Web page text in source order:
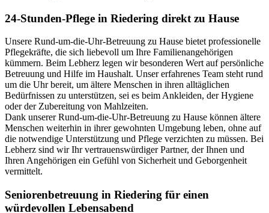
24-Stunden-Pflege in Riedering direkt zu Hause
Unsere Rund-um-die-Uhr-Betreuung zu Hause bietet professionelle
Pflegekräfte, die sich liebevoll um Ihre Familienangehörigen
kümmern. Beim Lebherz legen wir besonderen Wert auf persönliche
Betreuung und Hilfe im Haushalt. Unser erfahrenes Team steht rund
um die Uhr bereit, um ältere Menschen in ihren alltäglichen
Bedürfnissen zu unterstützen, sei es beim Ankleiden, der Hygiene
oder der Zubereitung von Mahlzeiten.
Dank unserer Rund-um-die-Uhr-Betreuung zu Hause können ältere
Menschen weiterhin in ihrer gewohnten Umgebung leben, ohne auf
die notwendige Unterstützung und Pflege verzichten zu müssen. Bei
Lebherz sind wir Ihr vertrauenswürdiger Partner, der Ihnen und
Ihren Angehörigen ein Gefühl von Sicherheit und Geborgenheit
vermittelt.
Senioren­betreuung in Riedering für einen
würdevollen Lebensabend